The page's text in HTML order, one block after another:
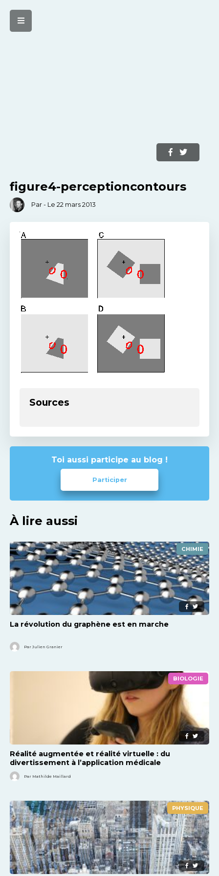
figure4-perceptioncontours
Par - Le 22 mars 2013
Sources
Toi aussi participe au blog !
Participer
À lire aussi
CHIMIE
La révolution du graphène est en marche
Par Julien Granier
BIOLOGIE
Réalité augmentée et réalité virtuelle : du
divertissement à l’application médicale
Par Mathilde Maillard
PHYSIQUE